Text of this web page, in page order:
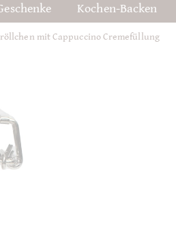
Kochen-Backen
mit Cappuccino Cremefüllung